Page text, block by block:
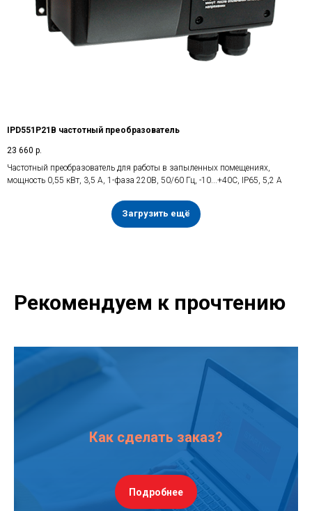
IPD551P21B частотный преобразователь
23 660 р.
Частотный преобразователь для работы в запыленных помещениях,
мощность 0,55 кВт, 3,5 А, 1-фаза 220В, 50/60 Гц, -10...+40С, IP65, 5,2 А
Загрузить ещё
Рекомендуем к прочтению
Как сделать заказ?
Подробнее